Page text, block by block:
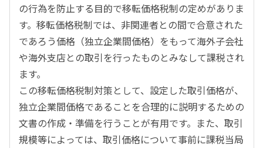
の行為を防止する目的で移転価格税制の定めがありま
す。移転価格税制では、非関連者との間で合意された
であろう価格（独立企業間価格）をもって海外子会社
や海外支店との取引を行ったものとみなして課税され
ます。
この移転価格税制対策として、設定した取引価格が、
独立企業間価格であることを合理的に説明するための
文書の作成・準備を行うことが有用です。また、取引
規模等によっては、取引価格について事前に課税当局